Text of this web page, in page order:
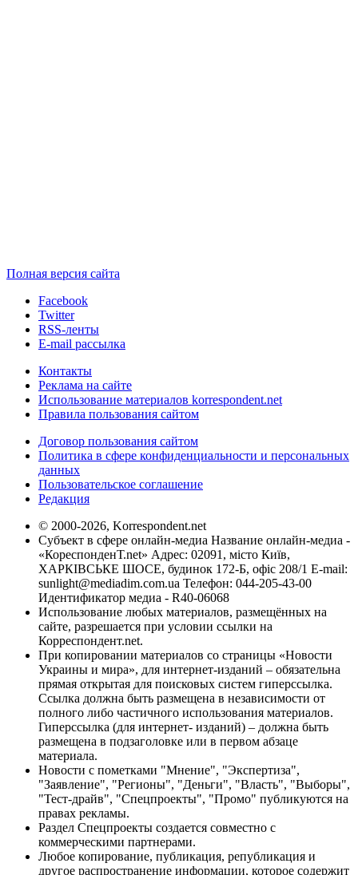
Полная версия сайта
Facebook
Twitter
RSS-ленты
E-mail рассылка
Контакты
Реклама на сайте
Использование материалов korrespondent.net
Правила пользования сайтом
Договор пользования сайтом
Политика в сфере конфиденциальности и персональных
данных
Пользовательское соглашение
Редакция
© 2000-2026, Korrespondent.net
Субъект в сфере онлайн-медиа Название онлайн-медиа -
«КореспонденТ.net» Адрес: 02091, місто Київ,
ХАРКІВСЬКЕ ШОСЕ, будинок 172-Б, офіс 208/1 E-mail:
sunlight@mediadim.com.ua Телефон: 044-205-43-00
Идентификатор медиа - R40-06068
Использование любых материалов, размещённых на
сайте, разрешается при условии ссылки на
Корреспондент.net.
При копировании материалов со страницы «Новости
Украины и мира», для интернет-изданий – обязательна
прямая открытая для поисковых систем гиперссылка.
Ссылка должна быть размещена в независимости от
полного либо частичного использования материалов.
Гиперссылка (для интернет- изданий) – должна быть
размещена в подзаголовке или в первом абзаце
материала.
Новости с пометками "Мнение", "Экспертиза",
"Заявление", "Регионы", "Деньги", "Власть", "Выборы",
"Тест-драйв", "Спецпроекты", "Промо" публикуются на
правах рекламы.
Раздел Спецпроекты создается совместно с
коммерческими партнерами.
Любое копирование, публикация, републикация и
другое распространение информации, которое содержит